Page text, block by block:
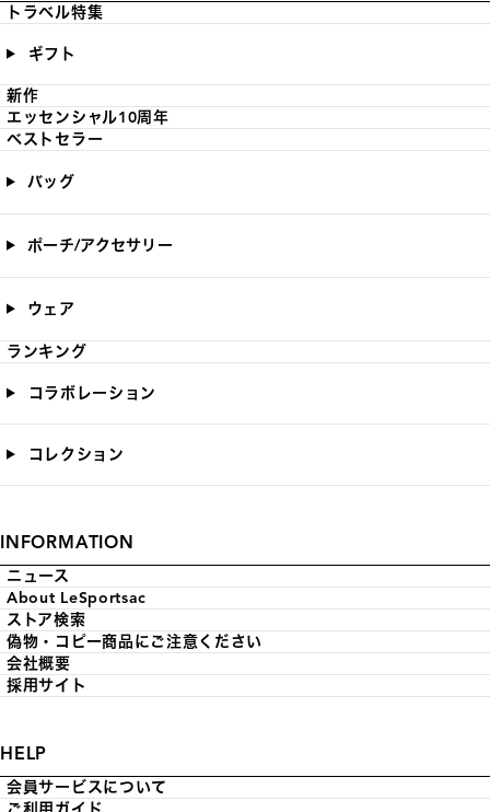
トラベル特集
ギフト
新作
エッセンシャル10周年
ベストセラー
バッグ
ポーチ/アクセサリー
ウェア
ランキング
コラボレーション
コレクション
INFORMATION
ニュース
About LeSportsac
ストア検索
偽物・コピー商品にご注意ください
会社概要
採用サイト
HELP
会員サービスについて